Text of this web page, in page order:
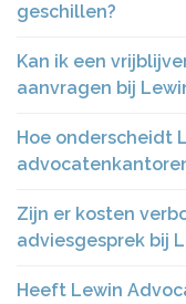
geschillen?
Kan ik een
aanvragen bij
Hoe onderscheidt
Zijn er kosten
adviesgesprek bij
Heeft Lewin